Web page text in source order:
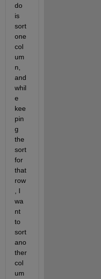
do
is
sort
one
col
um
n,
and
whil
e
kee
pin
g
the
sort
for
that
row
, I
wa
nt
to
sort
ano
ther
col
um